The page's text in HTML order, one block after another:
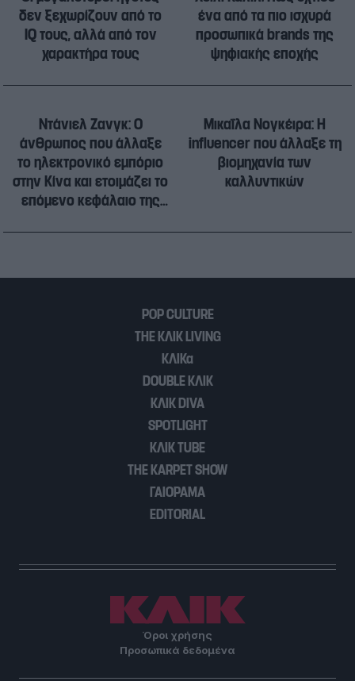
δεν ξεχωρίζουν από το
IQ τους, αλλά από τον
χαρακτήρα τους
ένα από τα πιο ισχυρά
προσωπικά brands της
ψηφιακής εποχής
Ντάνιελ Ζανγκ: Ο
άνθρωπος που άλλαξε
το ηλεκτρονικό εμπόριο
στην Κίνα και ετοιμάζει το
επόμενο κεφάλαιο της
Μικαΐλα Νογκέιρα: Η
influencer που άλλαξε τη
βιομηχανία των
καλλυντικών
POP CULTURE
THE ΚΛΙΚ LIVING
ΚΛΙΚα
DOUBLE ΚΛΙΚ
ΚΛΙΚ DIVA
SPOTLIGHT
ΚΛΙΚ TUBE
THE KARPET SHOW
ΓΑΙΟΡΑΜΑ
EDITORIAL
Όροι χρήσης
Προσωπικά δεδομένα